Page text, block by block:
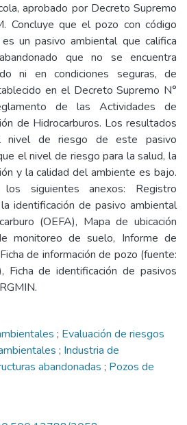
aprobado por Decreto Supremo
Concluye que el pozo con código
un pasivo ambiental que califica
que no se encuentra
ni en condiciones seguras, de
en el Decreto Supremo N°
de las Actividades de
de Hidrocarburos. Los resultados
nivel de riesgo de este pasivo
el nivel de riesgo para la salud, la
y la calidad del ambiente es bajo.
siguientes anexos: Registro
identificación de pasivo ambiental
(OEFA), Mapa de ubicación
monitoreo de suelo, Informe de
de información de pozo (fuente:
Ficha de identificación de pasivos
; Evaluación de riesgos
; Industria de
abandonadas ; Pozos de